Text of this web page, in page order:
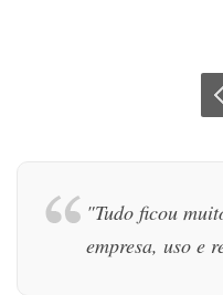
"Tudo ficou
empresa, uso e